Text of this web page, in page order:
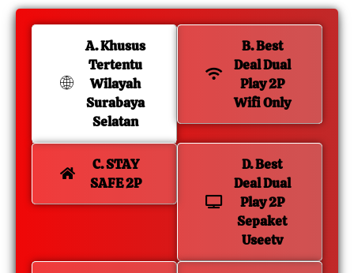
A. Khusus
Tertentu
Wilayah
Surabaya
Selatan
B. Best
Deal Dual
Play 2P
Wifi Only
C. STAY
SAFE 2P
D. Best
Deal Dual
Play 2P
Sepaket
Useetv